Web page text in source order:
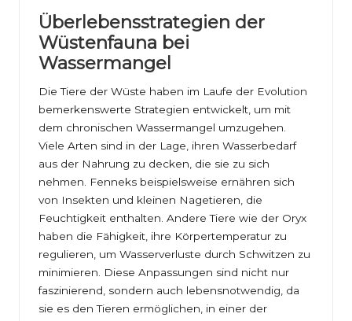
Überlebensstrategien der
Wüstenfauna bei
Wassermangel
Die Tiere der Wüste haben im Laufe der Evolution
bemerkenswerte Strategien entwickelt, um mit
dem chronischen Wassermangel umzugehen.
Viele Arten sind in der Lage, ihren Wasserbedarf
aus der Nahrung zu decken, die sie zu sich
nehmen. Fenneks beispielsweise ernähren sich
von Insekten und kleinen Nagetieren, die
Feuchtigkeit enthalten. Andere Tiere wie der Oryx
haben die Fähigkeit, ihre Körpertemperatur zu
regulieren, um Wasserverluste durch Schwitzen zu
minimieren. Diese Anpassungen sind nicht nur
faszinierend, sondern auch lebensnotwendig, da
sie es den Tieren ermöglichen, in einer der